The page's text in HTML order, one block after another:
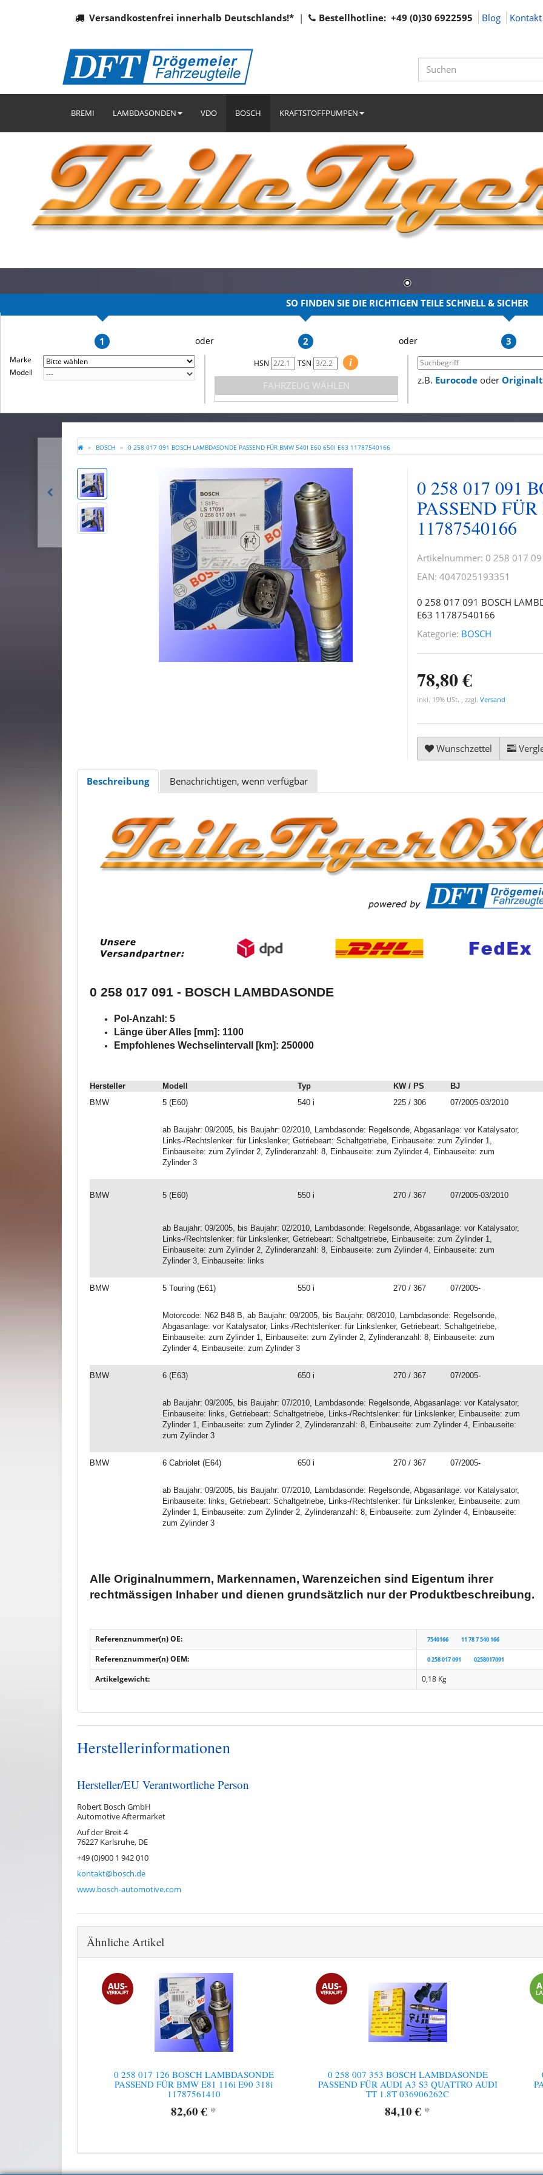
Versandkostenfrei innerhalb Deutschlands!* | Bestellhotline: +49 (0)30 6922595 Blog Kontakt
BREMI LAMBDASONDEN VDO BOSCH KRAFTSTOFFPUMPEN
SO FINDEN SIE DIE RICHTIGEN TEILE SCHNELL & SICHER
1
Marke
Modell
2
HSN TSN
i
FAHRZEUG WÄHLEN
3
z.B. Eurocode oder
BOSCH 0 258 017 091 BOSCH LAMBDASONDE PASSEND FÜR BMW 540I E60 650I E63 11787540166
0 258 017 091
PASSEND
11787540166
Artikelnummer: 0 258 017
EAN: 4047025193351
0 258 017 091 BOSCH
E63 11787540166
Kategorie: BOSCH
78,80 €
inkl. 19% USt. , zzgl. Versand
Wunschzettel
Beschreibung Benachrichtigen, wenn verfügbar
0 258 017 091 - BOSCH LAMBDASONDE
Pol-Anzahl: 5
Länge über Alles [mm]: 1100
Empfohlenes Wechselintervall [km]: 250000
Hersteller Modell Typ KW / PS
BJ
BMW
5 (E60) 540 i 225 / 306 07/2005-03/2010
ab Baujahr: 09/2005, bis Baujahr: 02/2010, Lambdasonde: Regelsonde, Abgasanlage: vor Katalysator,
Links-/Rechtslenker: für Linkslenker, Getriebeart: Schaltgetriebe, Einbauseite: zum Zylinder 1,
Einbauseite: zum Zylinder 2, Zylinderanzahl: 8, Einbauseite: zum Zylinder 4, Einbauseite: zum
Zylinder 3
BMW 5 (E60) 550 i 270 / 367 07/2005-03/2010
ab Baujahr: 09/2005, bis Baujahr: 02/2010, Lambdasonde: Regelsonde, Abgasanlage: vor Katalysator,
Links-/Rechtslenker: für Linkslenker, Getriebeart: Schaltgetriebe, Einbauseite: zum Zylinder 1,
Einbauseite: zum Zylinder 2, Zylinderanzahl: 8, Einbauseite: zum Zylinder 4, Einbauseite: zum
Zylinder 3, Einbauseite: links
BMW 5 Touring (E61) 550 i 270 / 367 07/2005-
Motorcode: N62 B48 B, ab Baujahr: 09/2005, bis Baujahr: 08/2010, Lambdasonde: Regelsonde,
Abgasanlage: vor Katalysator, Links-/Rechtslenker: für Linkslenker, Getriebeart: Schaltgetriebe,
Einbauseite: zum Zylinder 1, Einbauseite: zum Zylinder 2, Zylinderanzahl: 8, Einbauseite: zum
Zylinder 4, Einbauseite: zum Zylinder 3
BMW 6 (E63) 650 i 270 / 367 07/2005-
ab Baujahr: 09/2005, bis Baujahr: 07/2010, Lambdasonde: Regelsonde, Abgasanlage: vor Katalysator,
Einbauseite: links, Getriebeart: Schaltgetriebe, Links-/Rechtslenker: für Linkslenker, Einbauseite: zum
Zylinder 1, Einbauseite: zum Zylinder 2, Zylinderanzahl: 8, Einbauseite: zum Zylinder 4, Einbauseite:
zum Zylinder 3
BMW 6 Cabriolet (E64) 650 i 270 / 367 07/2005-
ab Baujahr: 09/2005, bis Baujahr: 07/2010, Lambdasonde: Regelsonde, Abgasanlage: vor Katalysator,
Einbauseite: links, Getriebeart: Schaltgetriebe, Links-/Rechtslenker: für Linkslenker, Einbauseite: zum
Zylinder 1, Einbauseite: zum Zylinder 2, Zylinderanzahl: 8, Einbauseite: zum Zylinder 4, Einbauseite:
zum Zylinder 3
Alle Originalnummern, Markennamen, Warenzeichen sind Eigentum ihrer
rechtmässigen Inhaber und dienen grundsätzlich nur der Produktbeschreibung.
Referenznummer(n) OE: 7540166 11 78 7 540 166
Referenznummer(n) OEM: 0 258 017 091 0258017091
Artikelgewicht: 0,18 Kg
Herstellerinformationen
Hersteller/EU Verantwortliche Person
Robert Bosch GmbH
Automotive Aftermarket
Auf der Breit 4
76227 Karlsruhe, DE
+49 (0)900 1 942 010
kontakt@bosch.de
www.bosch-automotive.com
Ähnliche Artikel
0 258 017 126 BOSCH LAMBDASONDE
PASSEND FÜR BMW E81 116i E90 318i
11787561410
82,60 € *
0 258 007 353 BOSCH LAMBDASONDE
PASSEND FÜR AUDI A3 S3 QUATTRO AUDI
TT 1.8T 036906262C
84,10 € *